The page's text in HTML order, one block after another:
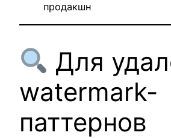
продакшн
Для
watermark-
паттернов